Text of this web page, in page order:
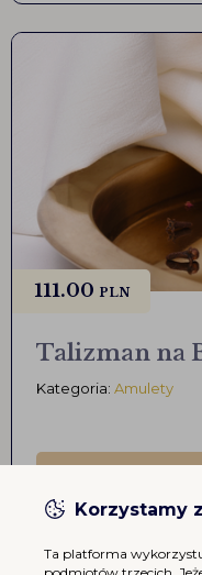
Talizman na
Kategoria: Amulety
111.00 PLN
Korzystamy
Ta platforma